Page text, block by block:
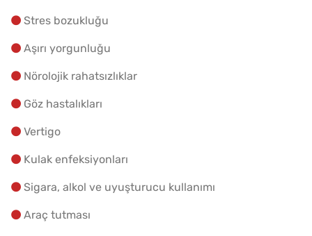
Stres bozukluğu
Aşırı yorgunluğu
Nörolojik rahatsızlıklar
Göz hastalıkları
Vertigo
Kulak enfeksiyonları
Sigara, alkol ve uyuşturucu kullanımı
Araç tutması